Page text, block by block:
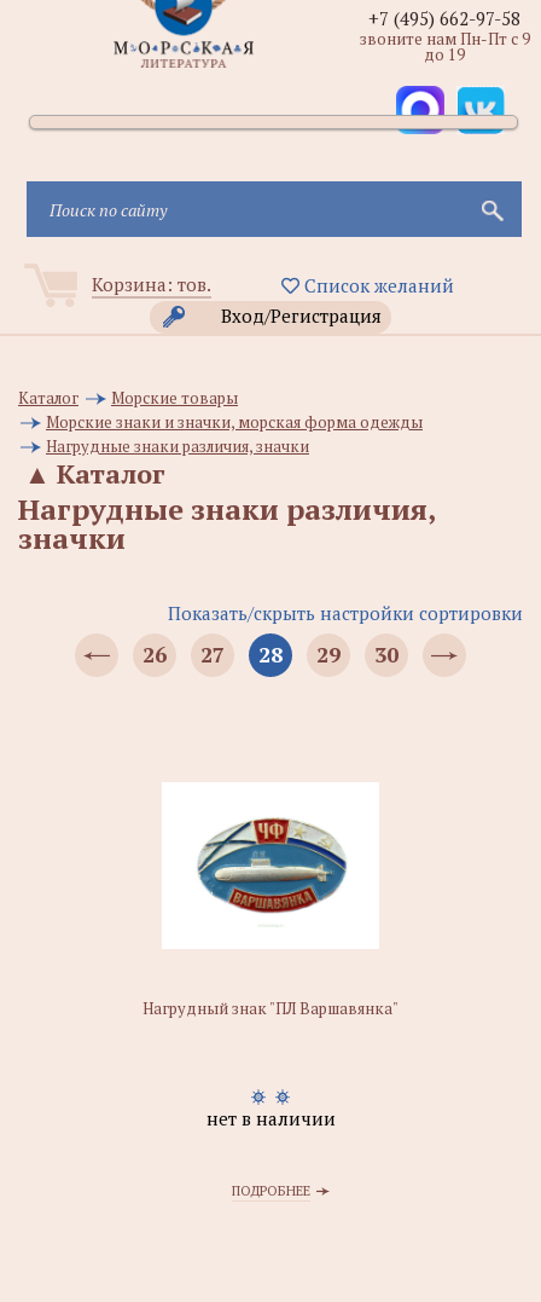
Корзина: тов.
Список желаний
Вход/Регистрация
+7 (495) 662-97-58
звоните нам Пн-Пт с 9
до 19
Каталог
Морские товары
Морские знаки и значки, морская форма одежды
Нагрудные знаки различия, значки
Каталог
▲
Нагрудные знаки различия,
значки
Показать/скрыть настройки сортировки
26 27 28 29 30
Нагрудный знак "ПЛ Варшавянка"
нет в наличии
ПОДРОБНЕЕ